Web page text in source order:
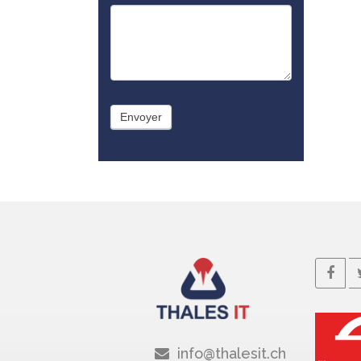
Envoyer
info@thalesit.ch